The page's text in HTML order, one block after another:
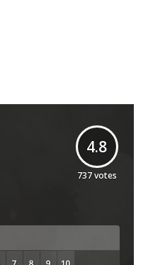
4.8
737votes